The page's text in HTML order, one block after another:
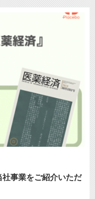
事業をご紹介いただ